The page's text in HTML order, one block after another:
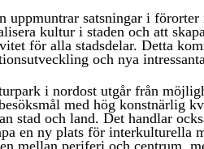
uppmuntrar satsningar i förorter
kultur i staden och att
för alla stadsdelar. Detta
och nya
i nordost utgår från
med hög konstnärlig
stad och land. Det handlar
en ny plats för interkulturella
mellan periferi och centrum,